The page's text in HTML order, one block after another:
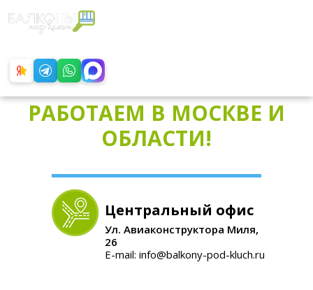
РАБОТАЕМ В МОСКВЕ И
ОБЛАСТИ!
Центральный офис
Ул. Авиаконструктора Миля,
26
E-mail: info@balkony-pod-kluch.ru
Нет времени посещать офис?
Наш инженер выполнит замер и
минут! совершенно БЕСПЛАТНО!